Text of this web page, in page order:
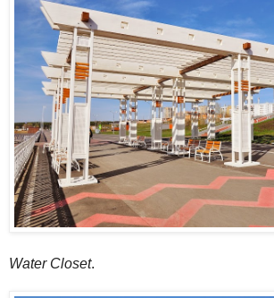
Water Closet.